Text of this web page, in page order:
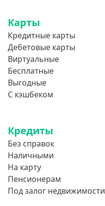
Карты
Кредитные карты
Дебетовые карты
Виртуальные
Бесплатные
Выгодные
С кэшбеком
Кредиты
Без справок
Наличными
На карту
Пенсионерам
Под залог недвижимости